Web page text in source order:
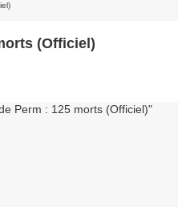
(Officiel)